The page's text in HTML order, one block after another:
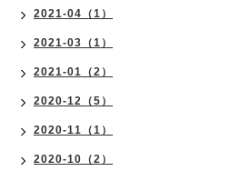
2021-04（1）
2021-03（1）
2021-01（2）
2020-12（5）
2020-11（1）
2020-10（2）